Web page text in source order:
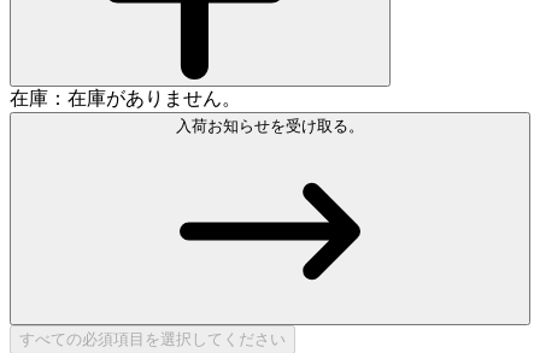
在庫：在庫がありません。
入荷お知らせを受け取る。
すべての必須項目を選択してください